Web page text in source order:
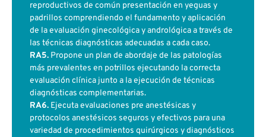
reproductivos de común presentación en yeguas y
padrillos comprendiendo el fundamento y aplicación
de la evaluación ginecológica y andrológica a través de
las técnicas diagnósticas adecuadas a cada caso.
RA5. Propone un plan de abordaje de las patologías
más prevalentes en potrillos ejecutando la correcta
evaluación clínica junto a la ejecución de técnicas
diagnósticas complementarias.
RA6. Ejecuta evaluaciones pre anestésicas y
protocolos anestésicos seguros y efectivos para una
variedad de procedimientos quirúrgicos y diagnósticos